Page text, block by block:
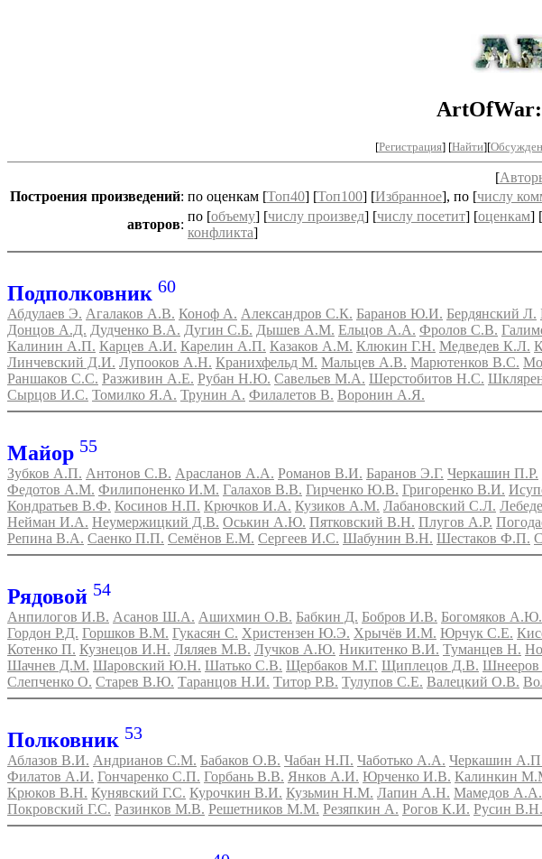
ArtOfWar:
[Регистрация] [Найти][
[
Построения произведений: по оценкам [Топ40] [Топ100] [Избранное], по [числу
авторов:
по [объему] [числу произвед] [числу посетит] [оценкам] [
конфликта]
Подполковник 60
Абдулаев Э. Агалаков А.В. Коноф А. Александров С.К. Баранов Ю.И. Бердянский Л.
Донцов А.Д. Дудченко В.А. Дугин С.Б. Дышев А.М. Ельцов А.А. Фролов С.В.
Калинин А.П. Карцев А.И. Карелин А.П. Казаков А.М. Клюкин Г.Н. Медведев К.Л.
Линчевский Д.И. Лупооков А.Н. Кранихфельд М. Мальцев А.В. Марютенков В.С.
Раншаков С.С. Разживин А.Е. Рубан Н.Ю. Савельев М.А. Шерстобитов Н.С.
Сырцов И.С. Томилко Я.А. Трунин А. Филалетов В. Воронин А.Я.
Майор 55
Зубков А.П. Антонов С.В. Арасланов А.А. Романов В.И. Баранов Э.Г. Черкашин П.Р.
Федотов А.М. Филипоненко И.М. Галахов В.В. Гирченко Ю.В. Григоренко В.И.
Кондратьев В.Ф. Косинов Н.П. Крючков И.А. Кузиков А.М. Лабановский С.Л.
Нейман И.А. Неумержицкий Д.В. Оськин А.Ю. Пятковский В.Н. Плугов А.Р.
Репина В.А. Саенко П.П. Семёнов Е.М. Сергеев И.С. Шабунин В.Н. Шестаков Ф.П.
Рядовой 54
Анпилогов И.В. Асанов Ш.А. Ашихмин О.В. Бабкин Д. Бобров И.В. Богомяков А.Ю.
Гордон Р.Д. Горшков В.М. Гукасян С. Христензен Ю.Э. Хрычёв И.М. Юрчук С.Е.
Котенко П. Кузнецов И.Н. Ляляев М.В. Лучков А.Ю. Никитенко В.И. Туманцев Н.
Шачнев Д.М. Шаровский Ю.Н. Шатько С.В. Щербаков М.Г. Щиплецов Д.В.
Слепченко О. Старев В.Ю. Таранцов Н.И. Титор Р.В. Тулупов С.Е. Валецкий О.В.
Полковник 53
Аблазов В.И. Андрианов С.М. Бабаков О.В. Чабан Н.П. Чаботько А.А. Черкашин
Филатов А.И. Гончаренко С.П. Горбань В.В. Янков А.И. Юрченко И.В. Калинкин
Крюков В.Н. Кунявский Г.С. Курочкин В.И. Кузьмин Н.М. Лапин А.Н. Мамедов А.А.
Покровский Г.С. Разинков М.В. Решетников М.М. Резяпкин А. Рогов К.И. Русин В.Н.